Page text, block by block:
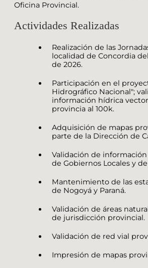
Oficina Provincial.
Actividades Realizadas
Realización de las
localidad de Concordia
de 2026.
Participación en el
Hidrográfico Nacional";
información hídrica
provincia al 100k.
Adquisición de mapas
parte de la Dirección de
Validación de
de Gobiernos Locales y
Mantenimiento de las
de Nogoyá y Paraná.
Validación de áreas
de jurisdicción provincial.
Validación de red vial
Impresión de mapas